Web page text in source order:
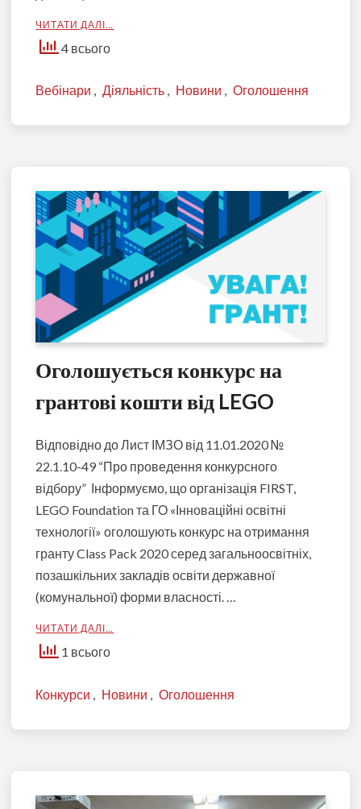
ЧИТАТИ ДАЛІ…
4 всього
Вебінари , Діяльність , Новини , Оголошення
Оголошується конкурс на
грантові кошти від LEGO
Відповідно до Лист ІМЗО від 11.01.2020 №
22.1.10-49 “Про проведення конкурсного
відбору” Інформуємо, що організація FIRST,
LEGO Foundation та ГО «Інноваційні освітні
технології» оголошують конкурс на отримання
гранту Class Pack 2020 серед загальноосвітніх,
позашкільних закладів освіти державної
(комунальної) форми власності. …
ЧИТАТИ ДАЛІ…
1 всього
Конкурси , Новини , Оголошення